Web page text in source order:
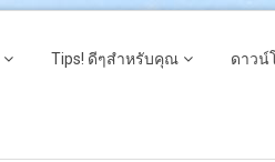
Tips! ดีๆสำหรับคุณ ดาวน์